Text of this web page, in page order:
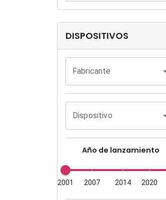
DISPOSITIVOS
Fabricante
Dispositivo
Año de lanzamiento
2001 2007 2014 2020